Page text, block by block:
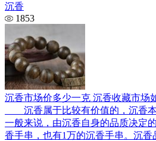
沉香
1853
沉香市场价多少一克 沉香收藏市场
沉香属于比较有价值的，沉香本
一般来说，由沉香自身的品质决定
香手串，也有1万的沉香手串。沉